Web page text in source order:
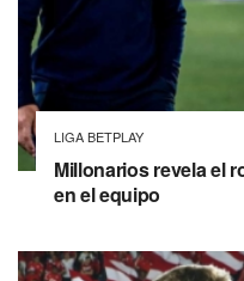
LIGA BETPLAY
Millonarios revela el
en el equipo